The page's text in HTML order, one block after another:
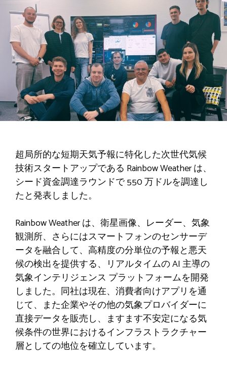
超局所的な短期天気予報に特化した次世代気候
技術スタートアップである Rainbow Weather は、
シード資金調達ラウンドで 550 万ドルを調達し
たと発表しました。
Rainbow Weather は、衛星画像、レーダー、気象
観測所、さらにはスマートフォンのセンサーデ
ータを融合して、高精度の分単位の予報と悪天
候の検出を提供する、リアルタイムの AI 主導の
気象インテリジェンス プラットフォームを開発
しました。同社は現在、消費者向けアプリを通
じて、また企業やその他の気象プロバイダーに
直接データを販売し、ますます不安定になる気
候条件の世界におけるインフラストラクチャー
層としての地位を確立しています。